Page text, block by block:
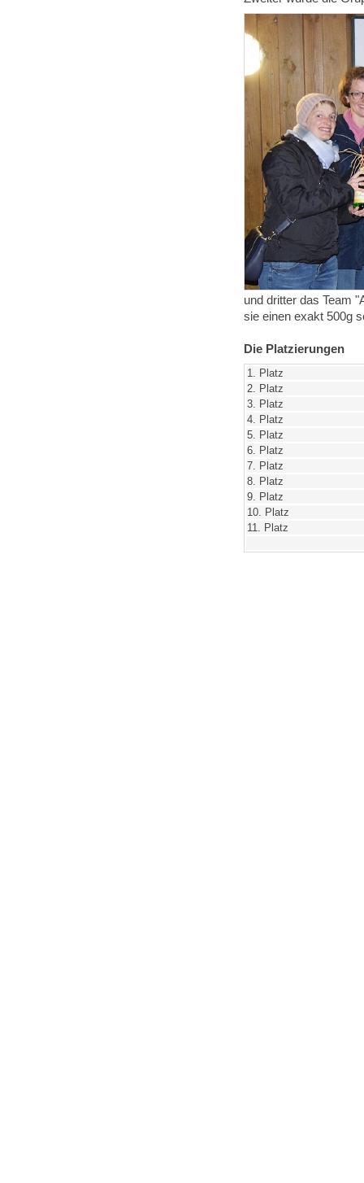
und dritter das Team
sie einen exakt 500g
Die Platzierungen
1. Platz
2. Platz
3. Platz
4. Platz
5. Platz
6. Platz
7. Platz
8. Platz
9. Platz
10. Platz
11. Platz